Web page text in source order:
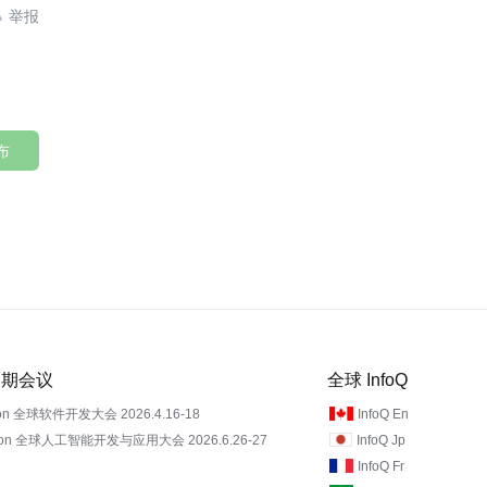
会议
全球软件开发大会 2026.4.16-18
全球人工智能开发与应用大会 2026.6.26-27
全球 InfoQ
InfoQ En
InfoQ Jp
InfoQ Fr